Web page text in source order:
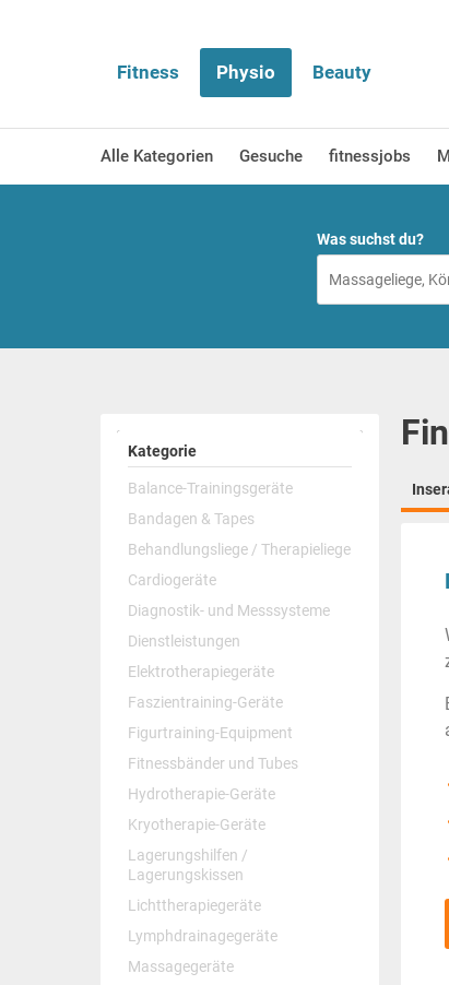
Fitness Physio Beauty
Alle Kategorien Gesuche fitnessjobs
Was suchst du?
Kategorie
Balance-Trainingsgeräte
Bandagen & Tapes
Behandlungsliege / Therapieliege
Cardiogeräte
Diagnostik- und Messsysteme
Dienstleistungen
Elektrotherapiegeräte
Faszientraining-Geräte
Figurtraining-Equipment
Fitnessbänder und Tubes
Hydrotherapie-Geräte
Kryotherapie-Geräte
Lagerungshilfen /
Lagerungskissen
Lichttherapiegeräte
Lymphdrainagegeräte
Massagegeräte